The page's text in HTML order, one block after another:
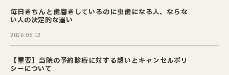
毎日きちんと歯磨きしているのに虫歯になる人、ならな
い人の決定的な違い
2026.06.12
【重要】当院の予約診療に対する想いとキャンセルポリ
シーについて